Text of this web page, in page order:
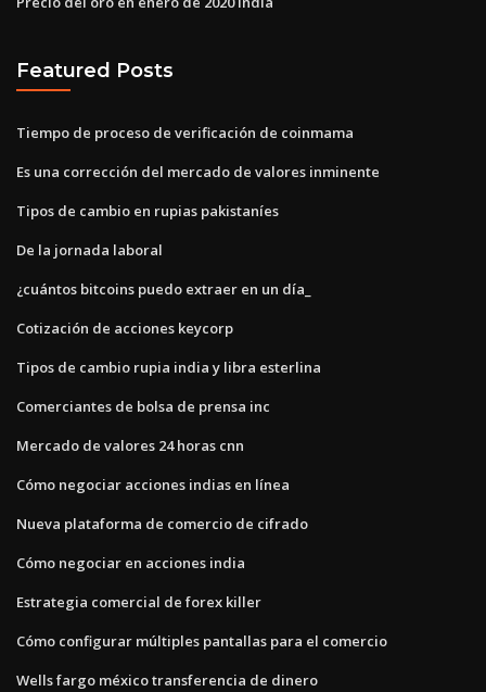
Featured Posts
Tiempo de proceso de verificación de coinmama
Es una corrección del mercado de valores inminente
Tipos de cambio en rupias pakistaníes
De la jornada laboral
¿cuántos bitcoins puedo extraer en un día_
Cotización de acciones keycorp
Tipos de cambio rupia india y libra esterlina
Comerciantes de bolsa de prensa inc
Mercado de valores 24 horas cnn
Cómo negociar acciones indias en línea
Nueva plataforma de comercio de cifrado
Cómo negociar en acciones india
Estrategia comercial de forex killer
Cómo configurar múltiples pantallas para el comercio
Wells fargo méxico transferencia de dinero